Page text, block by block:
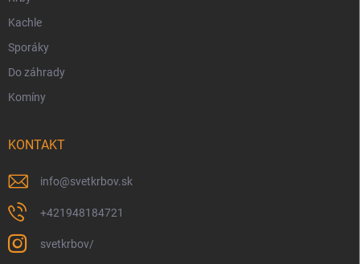
Kachle
Sporáky
Do záhrady
Komíny
KONTAKT
info@svetkrbov.sk
+421948184721
svetkrbov/